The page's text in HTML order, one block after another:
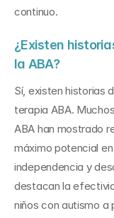
continuo.
¿Existen
la ABA?
Sí, existen historias
terapia ABA.
ABA han mostrado
máximo potencial
independencia y
destacan la
niños con autismo a